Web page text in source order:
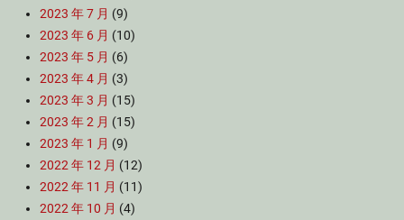
2023 年 7 月 (9)
2023 年 6 月 (10)
2023 年 5 月 (6)
2023 年 4 月 (3)
2023 年 3 月 (15)
2023 年 2 月 (15)
2023 年 1 月 (9)
2022 年 12 月 (12)
2022 年 11 月 (11)
2022 年 10 月 (4)